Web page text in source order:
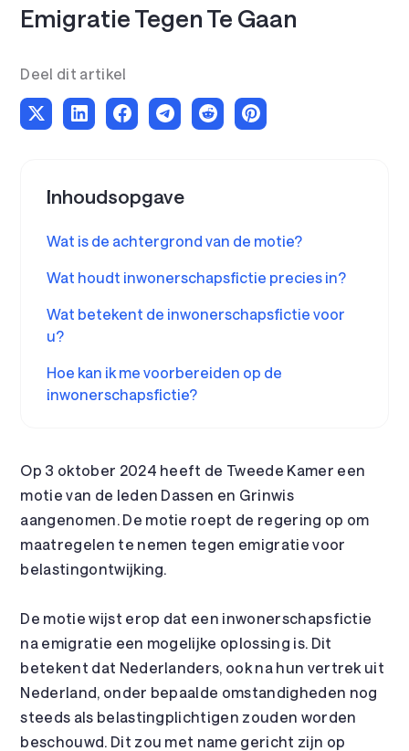
Emigratie Tegen Te Gaan
Deel dit artikel
Inhoudsopgave
Wat is de achtergrond van de motie?
Wat houdt inwonerschapsfictie precies in?
Wat betekent de inwonerschapsfictie voor
u?
Hoe kan ik me voorbereiden op de
inwonerschapsfictie?
Op 3 oktober 2024 heeft de Tweede Kamer een
motie van de leden Dassen en Grinwis
aangenomen. De motie roept de regering op om
maatregelen te nemen tegen emigratie voor
belastingontwijking.
De motie wijst erop dat een inwonerschapsfictie
na emigratie een mogelijke oplossing is. Dit
betekent dat Nederlanders, ook na hun vertrek uit
Nederland, onder bepaalde omstandigheden nog
steeds als belastingplichtigen zouden worden
beschouwd. Dit zou met name gericht zijn op